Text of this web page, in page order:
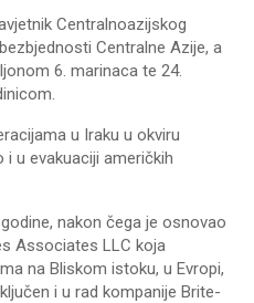
Centralnoazijskog
Centralne Azije, a
6. marinaca te 24.
u Iraku u okviru
i u evakuaciji američkih
nakon čega je osnovao
Associates LLC koja
na Bliskom istoku, u Evropi,
i u rad kompanije Brite-